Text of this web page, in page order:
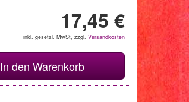
17,45 €
inkl. gesetzl. MwSt, zzgl. Versandkosten
In den Warenkorb